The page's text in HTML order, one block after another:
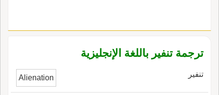
ترجمة تنفير باللغة الإنجليزية
تنفير Alienation